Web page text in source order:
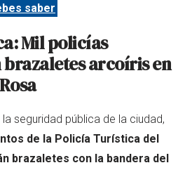
saber
Mil policías
arcoíris en
seguridad pública de la ciudad,
de la Policía Turística del
brazaletes con la bandera del